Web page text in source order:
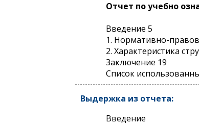
Отчет по учебно
Введение 5
1. Нормативно-
2. Характеристика
Заключение 19
Список
Выдержка из отчета:
Введение